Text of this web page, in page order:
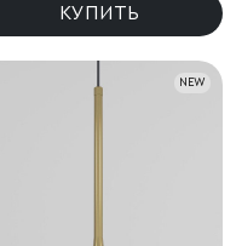
КУПИТЬ
NEW